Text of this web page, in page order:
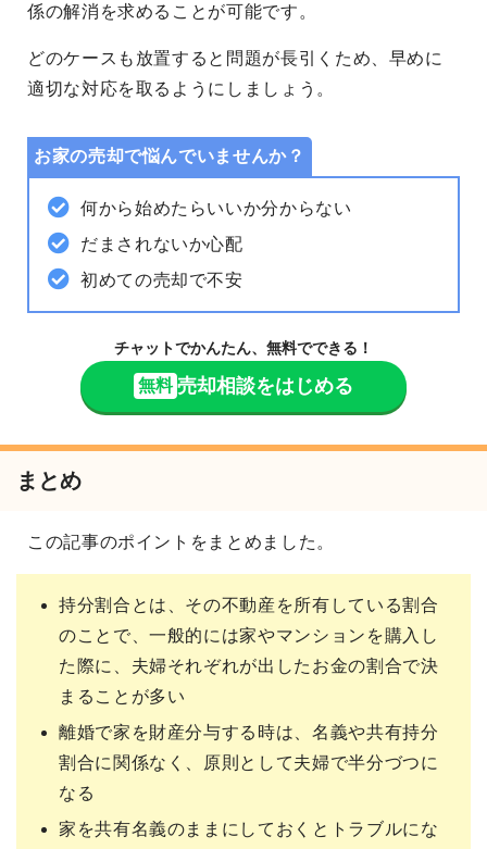
係の解消を求めることが可能です。
どのケースも放置すると問題が長引くため、早めに
適切な対応を取るようにしましょう。
お家の売却で悩んでいませんか？
何から始めたらいいか分からない
だまされないか心配
初めての売却で不安
チャットでかんたん、無料でできる！
無料 売却相談をはじめる
まとめ
この記事のポイントをまとめました。
持分割合とは、その不動産を所有している割合
のことで、一般的には家やマンションを購入し
た際に、夫婦それぞれが出したお金の割合で決
まることが多い
離婚で家を財産分与する時は、名義や共有持分
割合に関係なく、原則として夫婦で半分づつに
なる
家を共有名義のままにしておくとトラブルにな